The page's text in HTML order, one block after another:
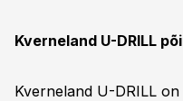
Kverneland U-DRILL
Kverneland U-DRILL